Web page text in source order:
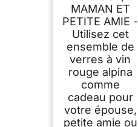
MAMAN ET
PETITE AMIE -
Utilisez cet
ensemble de
verres à vin
rouge alpina
comme
cadeau pour
votre épouse,
petite amie ou